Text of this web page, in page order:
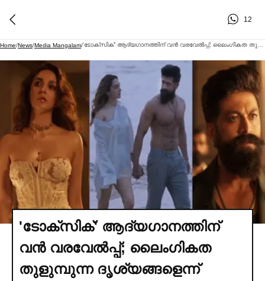
12
Home/News/Media Mangalam/
'ടോക്സിക്' ആദ്യഗാനത്തിന്
വൻ വരവേല്‍പ്പ്; ലൈംഗികത
തുളുമ്പുന്ന ദൃശ്യങ്ങളെന്ന്